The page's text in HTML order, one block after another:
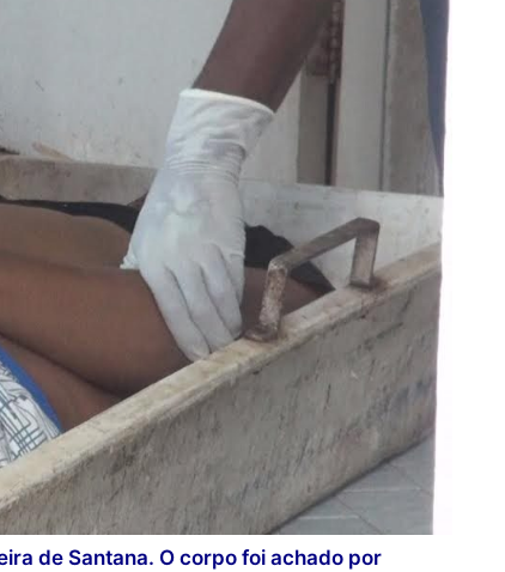
de Santana. O corpo foi achado por